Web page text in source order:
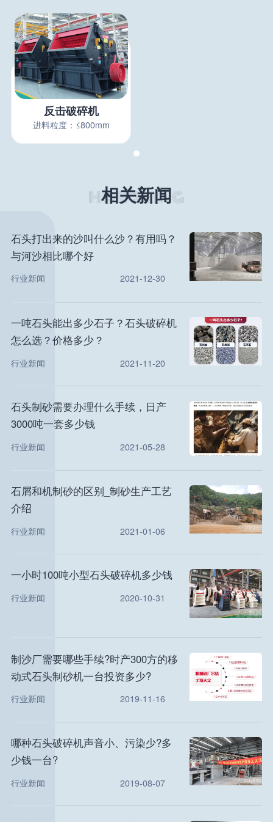
反击破碎机
进料粒度：≤800mm
相关新闻
石头打出来的沙叫什么沙？有用吗？
与河沙相比哪个好
行业新闻 2021-12-30
一吨石头能出多少石子？石头破碎机
怎么选？价格多少？
行业新闻 2021-11-20
石头制砂需要办理什么手续，日产
3000吨一套多少钱
行业新闻 2021-05-28
石屑和机制砂的区别_制砂生产工艺
介绍
行业新闻 2021-01-06
一小时100吨小型石头破碎机多少钱
行业新闻 2020-10-31
制沙厂需要哪些手续?时产300方的移
动式石头制砂机一台投资多少?
行业新闻 2019-11-16
哪种石头破碎机声音小、污染少?多
少钱一台?
行业新闻 2019-08-07